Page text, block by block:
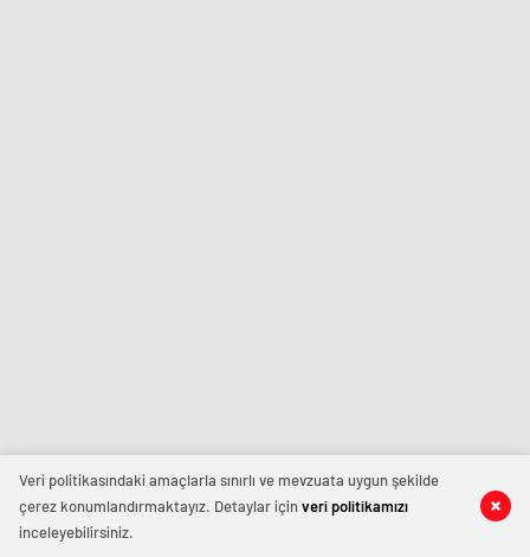
Veri politikasındaki amaçlarla sınırlı ve mevzuata uygun şekilde
çerez konumlandırmaktayız. Detaylar içinveri politikamızı
inceleyebilirsiniz.